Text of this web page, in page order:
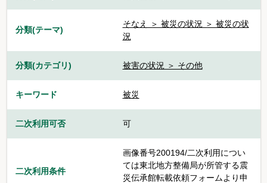
分類(テーマ)
そなえ ＞ 被災の状況 ＞ 被災の状
況
分類(カテゴリ) 被害の状況 ＞ その他
キーワード 被災
二次利用可否 可
二次利用条件
画像番号200194/二次利用につい
ては東北地方整備局が所管する震
災伝承館転載依頼フォームより申